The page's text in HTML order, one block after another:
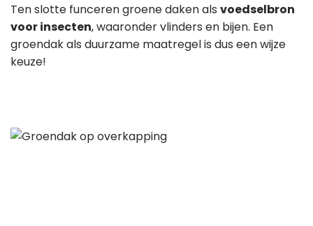
Ten slotte funceren groene daken als voedselbron
voor insecten, waaronder vlinders en bijen. Een
groendak als duurzame maatregel is dus een wijze
keuze!